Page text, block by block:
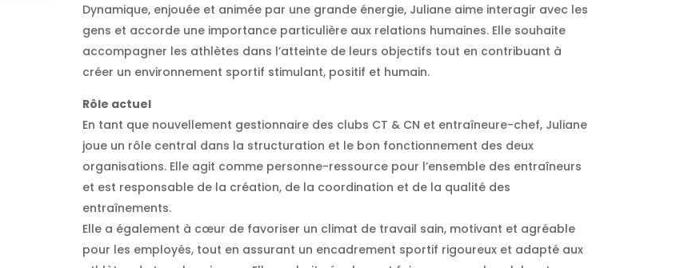
Dynamique, enjouée et animée par une grande énergie, Juliane aime interagir avec les
gens et accorde une importance particulière aux relations humaines. Elle souhaite
accompagner les athlètes dans l’atteinte de leurs objectifs tout en contribuant à
créer un environnement sportif stimulant, positif et humain.
Rôle actuel
En tant que nouvellement gestionnaire des clubs CT & CN et entraîneure-chef, Juliane
joue un rôle central dans la structuration et le bon fonctionnement des deux
organisations. Elle agit comme personne-ressource pour l’ensemble des entraîneurs
et est responsable de la création, de la coordination et de la qualité des
entraînements.
Elle a également à cœur de favoriser un climat de travail sain, motivant et agréable
pour les employés, tout en assurant un encadrement sportif rigoureux et adapté aux